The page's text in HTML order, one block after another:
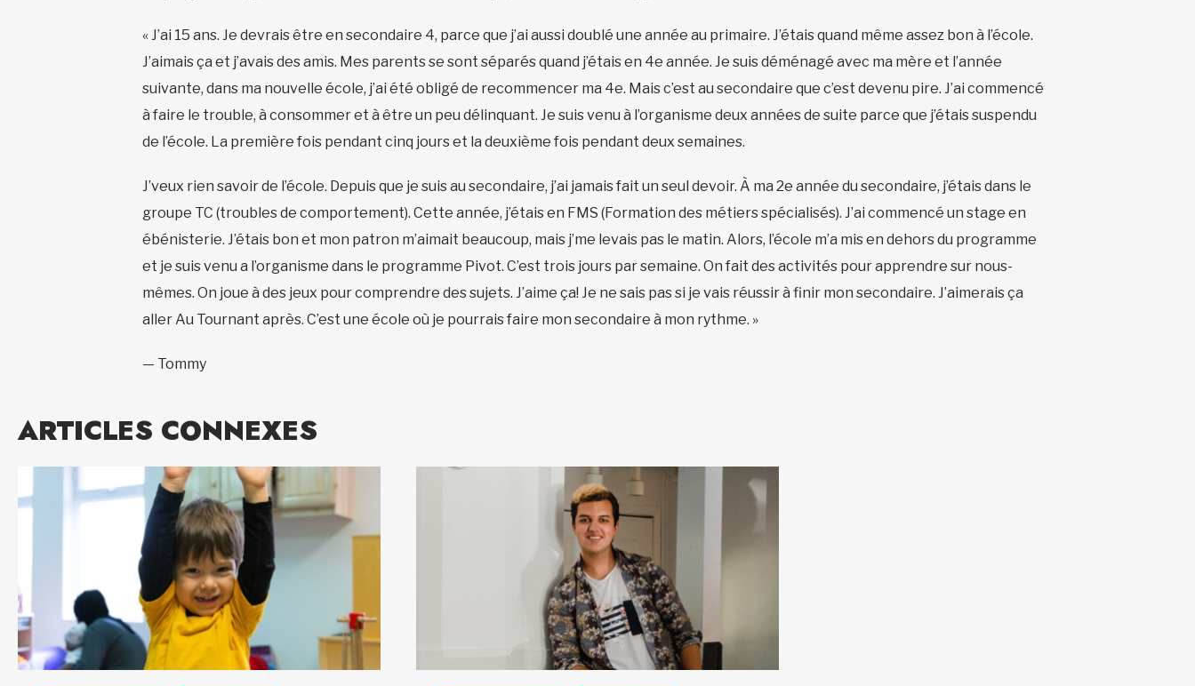
« J’ai 15 ans. Je devrais être en secondaire 4, parce que j’ai aussi doublé une année au primaire. J’étais quand même assez bon à l’école.
J’aimais ça et j’avais des amis. Mes parents se sont séparés quand j’étais en 4e année. Je suis déménagé avec ma mère et l’année
suivante, dans ma nouvelle école, j’ai été obligé de recommencer ma 4e. Mais c’est au secondaire que c’est devenu pire. J’ai commencé
à faire le trouble, à consommer et à être un peu délinquant. Je suis venu à l’organisme deux années de suite parce que j’étais suspendu
de l’école. La première fois pendant cinq jours et la deuxième fois pendant deux semaines.
J’veux rien savoir de l’école. Depuis que je suis au secondaire, j’ai jamais fait un seul devoir. À ma 2e année du secondaire, j’étais dans le
groupe TC (troubles de comportement). Cette année, j’étais en FMS (Formation des métiers spécialisés). J’ai commencé un stage en
ébénisterie. J’étais bon et mon patron m’aimait beaucoup, mais j’me levais pas le matin. Alors, l’école m’a mis en dehors du programme
et je suis venu a l’organisme dans le programme Pivot. C’est trois jours par semaine. On fait des activités pour apprendre sur nous-
mêmes. On joue à des jeux pour comprendre des sujets. J’aime ça! Je ne sais pas si je vais réussir à finir mon secondaire. J’aimerais ça
aller Au Tournant après. C’est une école où je pourrais faire mon secondaire à mon rythme. »
— Tommy
ARTICLES CONNEXES